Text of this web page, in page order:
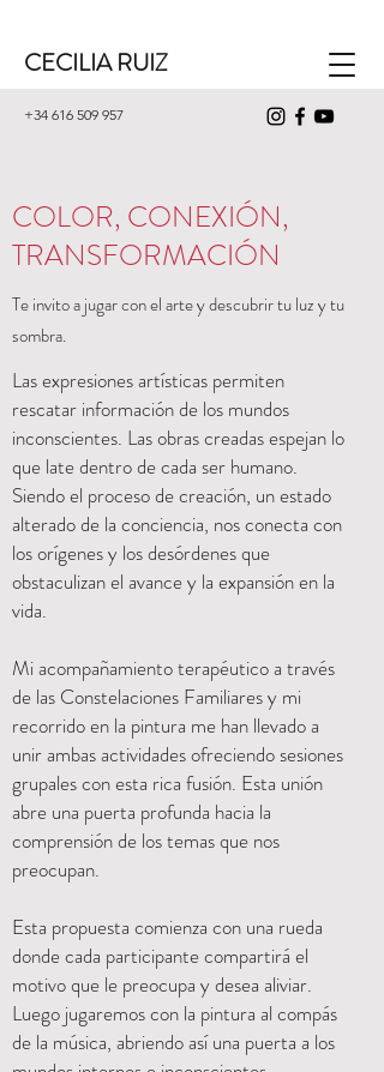
CECILIA RUIZ
+34 616 509 957
COLOR, CONEXIÓN,
TRANSFORMACIÓN
Te invito a jugar con el arte y descubrir tu luz y tu
sombra.
Las expresiones artísticas permiten
rescatar información de los mundos
inconscientes. Las obras creadas espejan lo
que late dentro de cada ser humano.
Siendo el proceso de creación, un estado
alterado de la conciencia, nos conecta con
los orígenes y los desórdenes que
obstaculizan el avance y la expansión en la
vida.
Mi acompañamiento terapéutico a través
de las Constelaciones Familiares y mi
recorrido en la pintura me han llevado a
unir ambas actividades ofreciendo sesiones
grupales con esta rica fusión. Esta unión
abre una puerta profunda hacia la
comprensión de los temas que nos
preocupan.
Esta propuesta comienza con una rueda
donde cada participante compartirá el
motivo que le preocupa y desea aliviar.
Luego jugaremos con la pintura al compás
de la música, abriendo así una puerta a los